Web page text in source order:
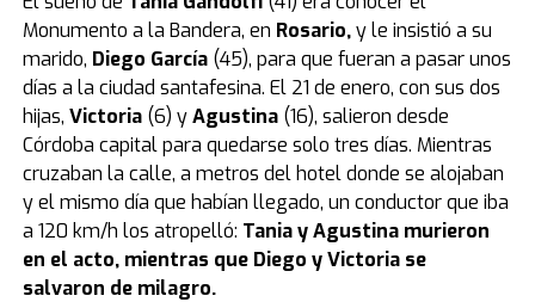
La tatuadora fue grabada un día antes
mientras compraba el veneno en un
supermercado
Según reveló el medio Metrópoles, el momento en que
la tatuadora compró el veneno con el que habría
matado a su bebé quedó registrado por las cámaras de
seguridad de un local de mascotas de la zona este de
San Pablo.
Monumento a la Bandera, en Rosario,y le insistió a su
marido, Diego García(45), para que fueran a pasar unos
días a la ciudad santafesina. El 21 de enero, con sus dos
hijas, Victoria (6) yAgustina (16), salieron desde
Córdoba capital para quedarse solo tres días. Mientras
cruzaban la calle, a metros del hotel donde se alojaban
y el mismo día que habían llegado, un conductor que iba
a 120 km/h los atropelló: Tania y Agustina murieron
en el acto, mientras que Diego y Victoria se
salvaron de milagro.